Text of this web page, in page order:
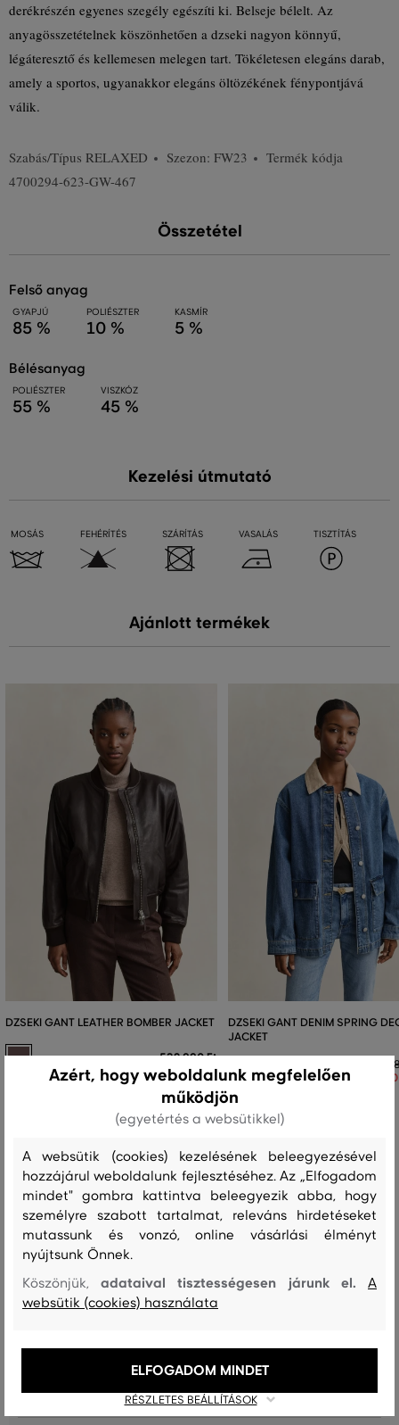
derékrészén egyenes szegély egészíti ki. Belseje bélelt. Az
anyagösszetételnek köszönhetően a dzseki nagyon könnyű,
légáteresztő és kellemesen melegen tart. Tökéletesen elegáns darab,
amely a sportos, ugyanakkor elegáns öltözékének fénypontjává
válik.
Szabás/Típus RELAXED Szezon: FW23
Termék kódja
4700294-623-GW-467
Összetétel
felső anyag
GYAPJÚ
85 %
POLIÉSZTER
10 %
KASMÍR
5 %
bélésanyag
POLIÉSZTER
55 %
VISZKÓZ
45 %
Kezelési útmutató
MOSÁS FEHÉRÍTÉS SZÁRÍTÁS VASALÁS TISZTÍTÁS
Ajánlott termékek
DZSEKI GANT LEATHER BOMBER JACKET
532 990 Ft
Elérhető méretek:
DZSEKI GANT DENIM SPRING
JACKET
Elérhető méretek:
, S, M
Recenziók
ÜGYFELEINKNEK ÁLTAL ÉRTÉKELT MÉRETEK
A méret sokkal kisebb, mint amit
viselek
0
szokásosan viselt mérettel
0
Azért, hogy weboldalunk megfelelően
működjön
(egyetértés a websütikkel)
A websütik (cookies) kezelésének beleegyezésével
hozzájárul weboldalunk fejlesztéséhez. Az „Elfogadom
mindet" gombra kattintva beleegyezik abba, hogy
személyre szabott tartalmat, releváns hirdetéseket
mutassunk és vonzó, online vásárlási élményt
nyújtsunk Önnek.
Köszönjük,adataival tisztességesen járunk el.A
websütik (cookies) használata
RÉSZLETES BEÁLLÍTÁSOK
ELFOGADOM MINDET